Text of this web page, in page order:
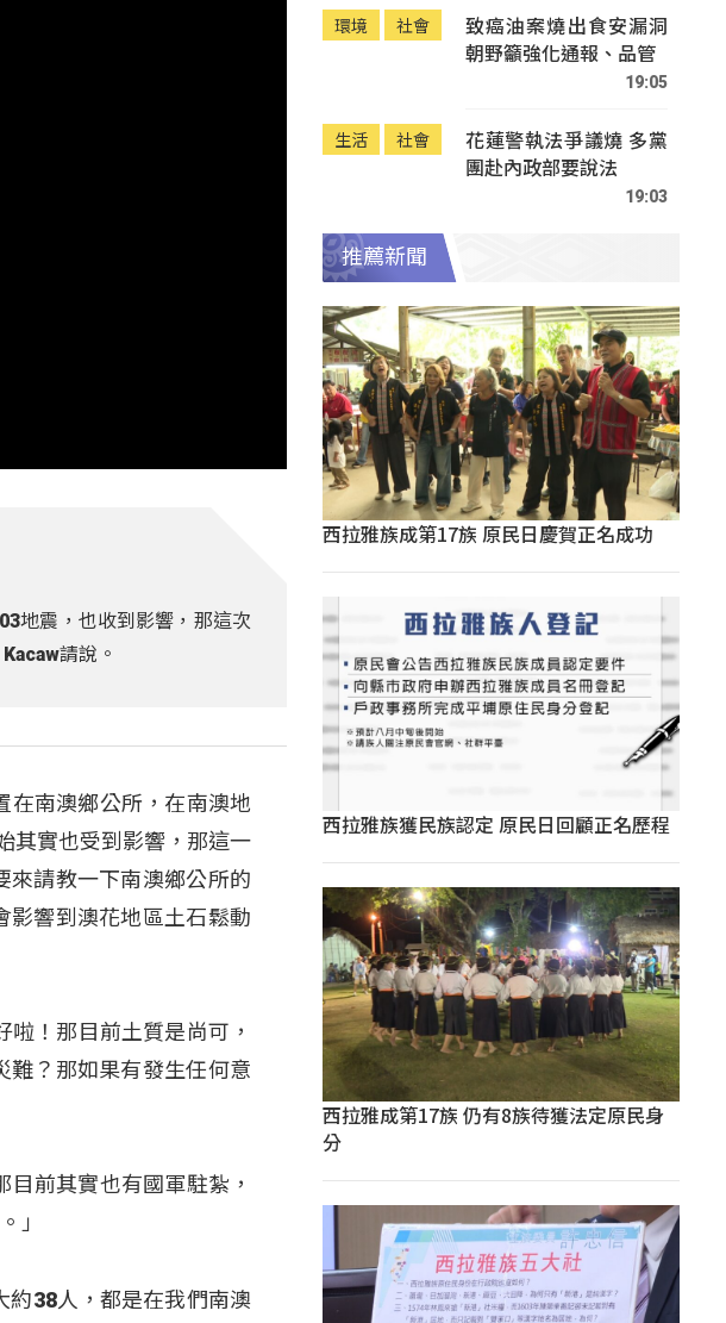
地震，也收到影響，那這次
請說。
在南澳鄉公所，在南澳地
其實也受到影響，那這一
來請教一下南澳鄉公所的
影響到澳花地區土石鬆動
！那目前土質是尚可，
難？那如果有發生任何意
前其實也有國軍駐紮，
」
約38人，都是在我們南澳
環境 社會
致癌油案燒出食安漏洞
朝野籲強化通報、品管
19:05
生活 社會
花蓮警執法爭議燒 多黨
團赴內政部要說法
19:03
推薦新聞
西拉雅族成第17族 原民日慶賀正名成功
西拉雅族獲民族認定 原民日回顧正名歷程
西拉雅成第17族 仍有8族待獲法定原民身
分